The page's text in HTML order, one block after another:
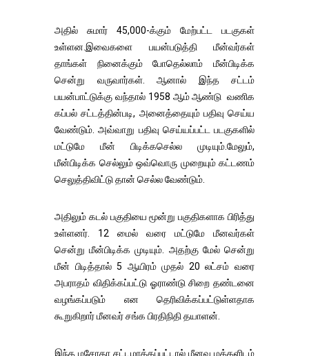
அதில் சுமார் 45,000-க்கும் மேற்பட்ட படகுகள்
உள்ளன.இவைகளை பயன்படுத்தி மீன்வர்கள்
தாங்கள் நினைக்கும் போதெல்லாம் மீன்பிடிக்க
சென்று வருவார்கள். ஆனால் இந்த சட்டம்
பயன்பாட்டுக்கு வந்தால் 1958 ஆம் ஆண்டு வணிக
கப்பல் சட்டத்தின்படி, அனைத்தையும் பதிவு செய்ய
வேண்டும். அவ்வாறு பதிவு செய்யப்பட்ட படகுகளில்
மட்டுமே மீன் பிடிக்கசெல்ல முடியும்.மேலும்,
மீன்பிடிக்க செல்லும் ஒவ்வொரு முறையும் கட்டணம்
செலுத்திவிட்டு தான் செல்ல வேண்டும்.
அதிலும் கடல் பகுதியை மூன்று பகுதிகளாக பிரித்து
உள்ளனர். 12 மைல் வரை மட்டுமே மீனவர்கள்
சென்று மீன்பிடிக்க முடியும். அதற்கு மேல் சென்று
மீன் பிடித்தால் 5 ஆயிரம் முதல் 20 லட்சம் வரை
அபராதம் விதிக்கப்பட்டு ஓராண்டு சிறை தண்டனை
வழங்கப்படும் என தெரிவிக்கப்பட்டுள்ளதாக
கூறுகிறார் மீனவர் சங்க பிரதிநிதி தயாளன்.
இந்த மசோதா சட்டமாக்கப்பட்டால் மீனவ மக்களிடம்